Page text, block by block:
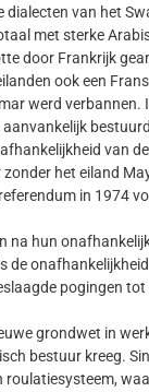
dialecten van het
met sterke
door Frankrijk
ook een
werd verbannen.
aanvankelijk
van
het eiland
in 1974
na hun
de
pogingen
grondwet in
bestuur kreeg.
roulatiesysteem,